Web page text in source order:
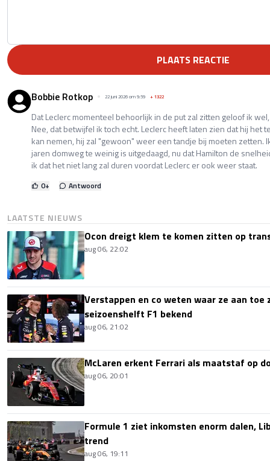
PLAATS REACTIE
Bobbie Rotkop 22 juni 2026 om 9:59 +1322
Dat Leclerc momenteel behoorlijk in de put zal zitten geloof ik
Nee, dat betwijfel ik toch echt. Leclerc heeft laten zien dat hij het
kan nemen, hij zal "gewoon" weer een tandje bij moeten zetten.
jaren domweg te weinig is uitgedaagd, nu dat Hamilton de
ik dat het niet lang zal duren voordat Leclerc er ook weer staat.
0+ Antwoord
LAATSTE NIEUWS
Ocon dreigt klem te komen zitten op
aug 06, 22:02
Verstappen en co weten waar ze aan
seizoenshelft F1 bekend
aug 06, 21:02
McLaren erkent Ferrari als maatstaf op
aug 06, 20:01
Formule 1 ziet inkomsten enorm dalen,
trend
aug 06, 19:11